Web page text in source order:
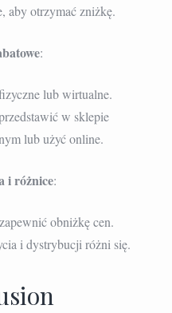
aby otrzymać zniżkę.
:
lub wirtualne.
w sklepie
lub użyć online.
i różnice:
obniżkę cen.
i dystrybucji różni się.